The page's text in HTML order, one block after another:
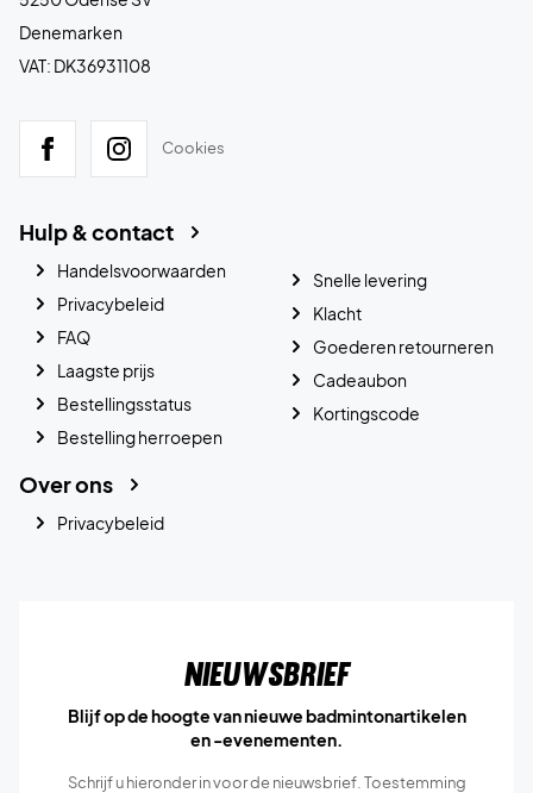
Denemarken
VAT: DK36931108
Cookies
Hulp & contact
Handelsvoorwaarden
Privacybeleid
FAQ
Laagste prijs
Bestellingsstatus
Bestelling herroepen
Snelle levering
Klacht
Goederen retourneren
Cadeaubon
Kortingscode
Over ons
Privacybeleid
Nieuwsbrief
Blijf op de hoogte van nieuwe badmintonartikelen
en -evenementen.
Schrijf u hieronder in voor de nieuwsbrief. Toestemming